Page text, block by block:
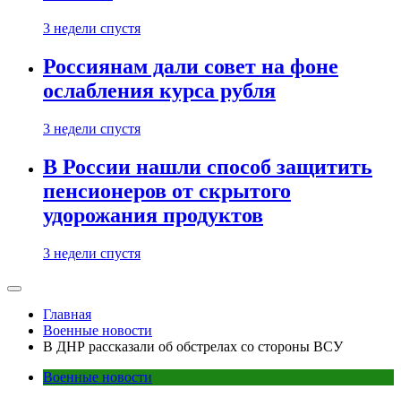
3 недели спустя
Россиянам дали совет на фоне
ослабления курса рубля
3 недели спустя
В России нашли способ защитить
пенсионеров от скрытого
удорожания продуктов
3 недели спустя
Главная
Военные новости
В ДНР рассказали об обстрелах со стороны ВСУ
Военные новости